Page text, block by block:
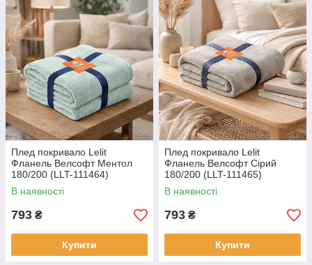
Плед покривало Lelit
Фланель Велсофт Ментол
180/200 (LLT-111464)
В наявності
793 ₴
Купити
Плед покривало Lelit
Фланель Велсофт Сірий
180/200 (LLT-111465)
В наявності
793 ₴
Купити